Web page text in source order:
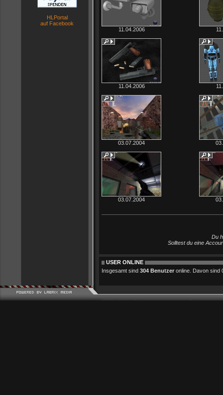
HLPortal
auf Facebook
11.04.2006
11.04.2006
03.07.2004
03.07.2004
Du
Solltest du eine
USER ONLINE
Insgesamt sind 304 Benutzer online. Davon sind